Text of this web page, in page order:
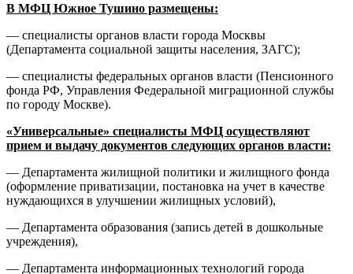
В МФЦ Южное Тушино размещены:
— специалисты органов власти города Москвы
(Департамента социальной защиты населения, ЗАГС);
— специалисты федеральных органов власти (Пенсионного
фонда РФ, Управления Федеральной миграционной службы
по городу Москве).
«Универсальные» специалисты МФЦ осуществляют
прием и выдачу документов следующих органов власти:
— Департамента жилищной политики и жилищного фонда
(оформление приватизации, постановка на учет в качестве
нуждающихся в улучшении жилищных условий),
— Департамента образования (запись детей в дошкольные
учреждения),
— Департамента информационных технологий города